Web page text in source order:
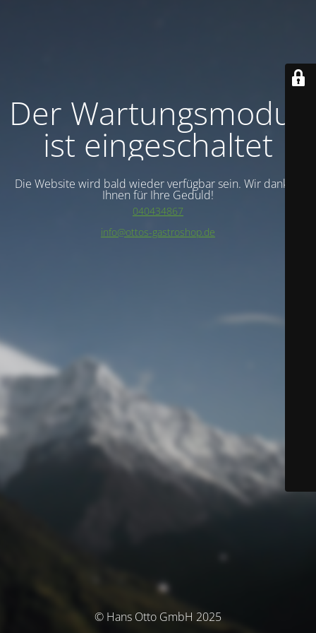
Der Wartungsmodus
ist eingeschaltet
Die Website wird bald wieder verfügbar sein. Wir danken
Ihnen für Ihre Geduld!
040434867
info@ottos-gastroshop.de
© Hans Otto GmbH 2025